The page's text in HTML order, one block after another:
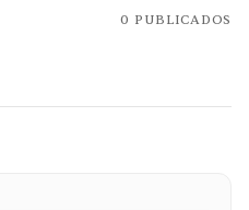
0 PUBLICADOS